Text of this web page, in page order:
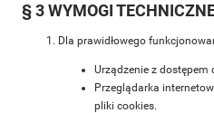
§ 3 WYMOGI
Dla prawidłowego
Urządzenie z dostępem
Przeglądarka
pliki cookies.